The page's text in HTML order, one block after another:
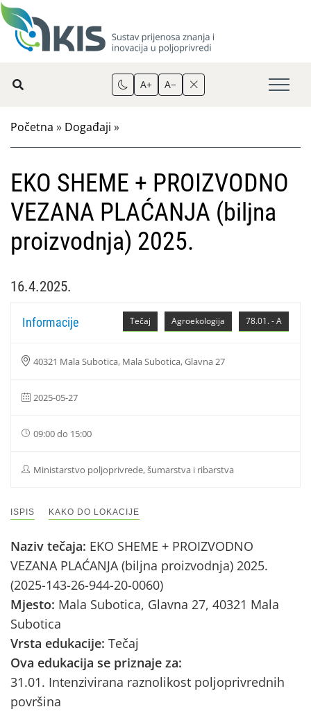
A+ A−
Početna » Događaji »
EKO SHEME + PROIZVODNO
VEZANA PLAĆANJA (biljna
proizvodnja) 2025.
16.4.2025.
78.01. - A
Agroekologija
Tečaj
Informacije
40321 Mala Subotica, Mala Subotica, Glavna 27
2025-05-27
09:00 do 15:00
Ministarstvo poljoprivrede, šumarstva i ribarstva
ISPIS KAKO DO LOKACIJE
Naziv tečaja: EKO SHEME + PROIZVODNO
VEZANA PLAĆANJA (biljna proizvodnja) 2025.
(2025-143-26-944-20-0060)
Mjesto: Mala Subotica, Glavna 27, 40321 Mala
Subotica
Vrsta edukacije: Tečaj
Ova edukacija se priznaje za:
31.01. Intenzivirana raznolikost poljoprivrednih
površina